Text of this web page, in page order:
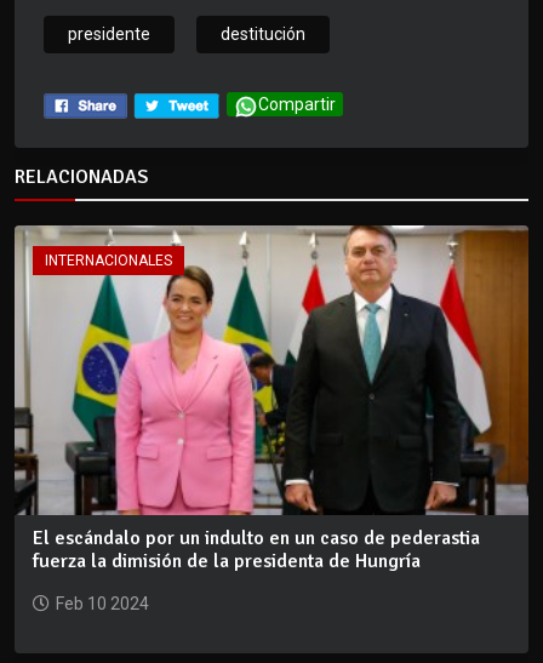
presidente destitución
Compartir
RELACIONADAS
INTERNACIONALES
El escándalo por un indulto en un caso de pederastia
fuerza la dimisión de la presidenta de Hungría
Feb 10 2024